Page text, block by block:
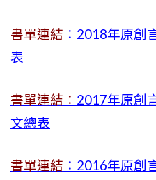
書單連結 ：2018年原創
表
書單連結： 2017年原創
文總表
書單連結 ：2016年原創